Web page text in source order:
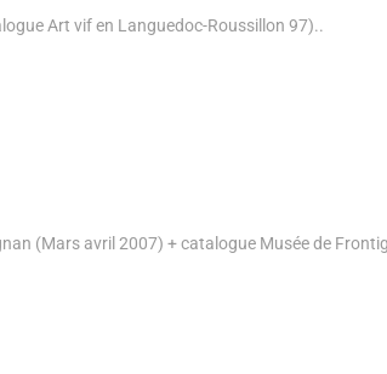
Art vif en Languedoc-Roussillon 97)..
(Mars avril 2007) + catalogue Musée de